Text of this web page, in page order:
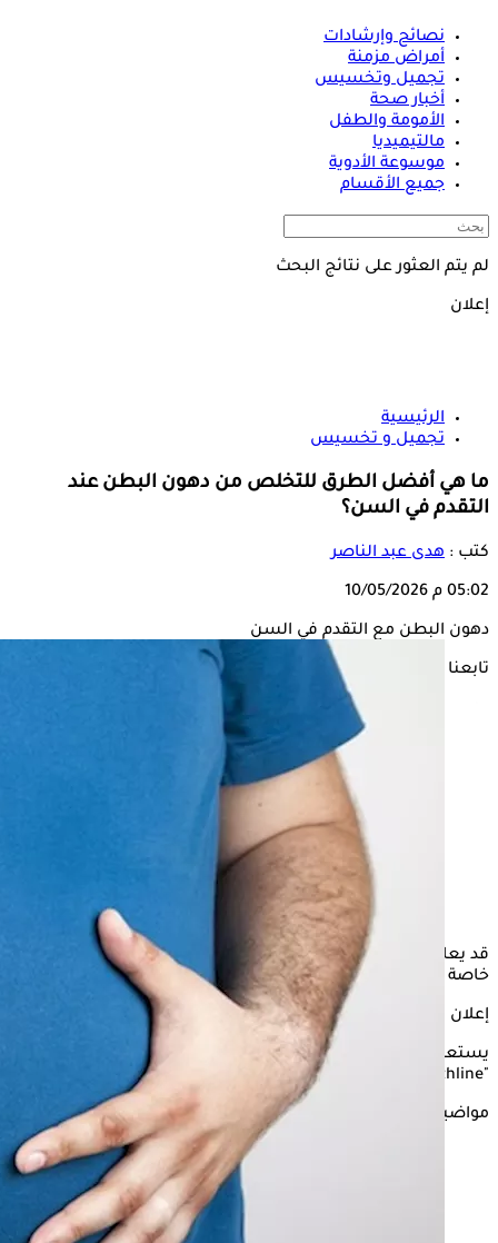
نصائح وإرشادات
أمراض مزمنة
تجميل وتخسيس
أخبار صحة
الأمومة والطفل
مالتيميديا
موسوعة الأدوية
جميع الأقسام
لم يتم العثور على نتائج البحث
إعلان
الرئيسية
تجميل و تخسيس
ما هي أفضل الطرق للتخلص من دهون البطن عند
التقدم في السن؟
كتب : هدى عبد الناصر
05:02 م 10/05/2026
دهون البطن مع التقدم في السن
تابعنا على
قد يعاني بعض الأشخاص من الإصابة بتراكم الدهون في منطقة
خاصة إذا حدث ذلك في فترة زمنية قصيرة، وعليه يفضل استشارة
إعلان
يستعرض"الكونسلتو" في التقرير التالي أبرز طرق التخلص من
"healthline".
مواضيع ذات صلة